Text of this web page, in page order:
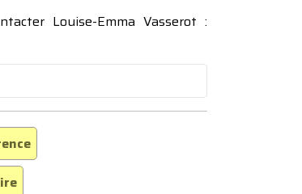
Louise-Emma Vasserot :